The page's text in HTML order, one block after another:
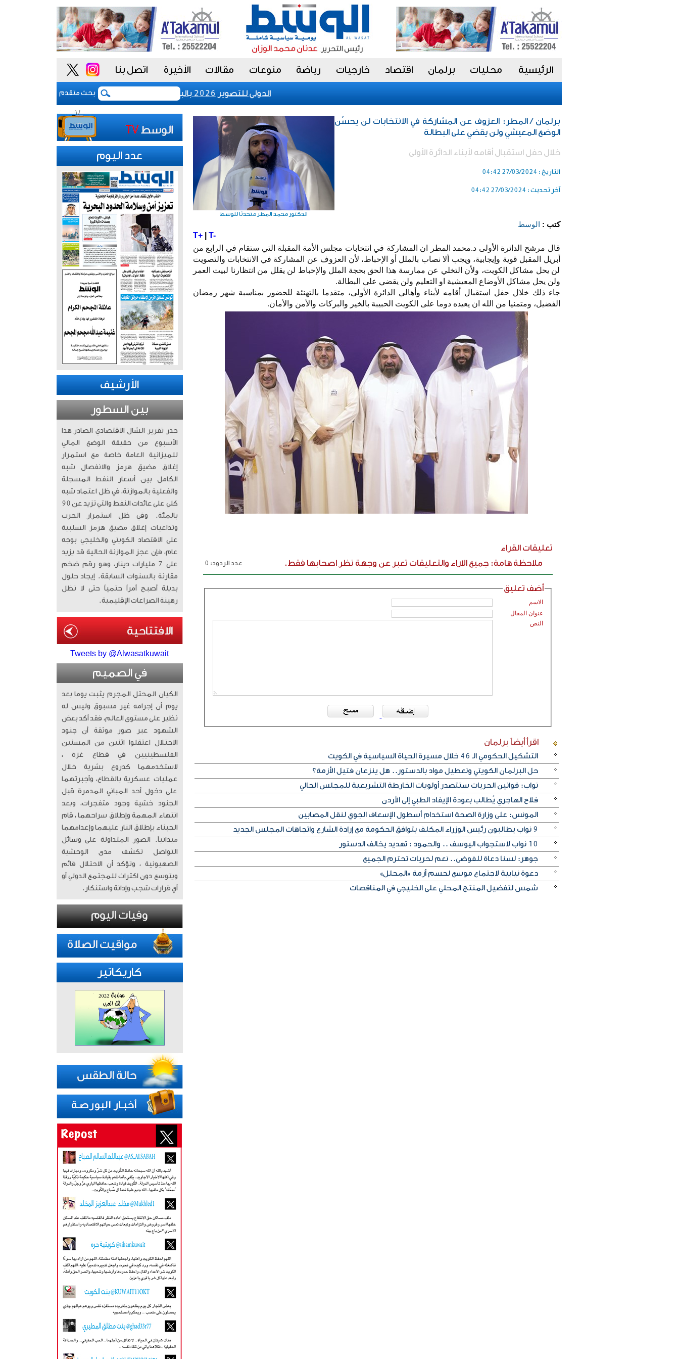
الرئيسية محليات برلمان اقتصاد خارجيات رياضة منوعات مقالات الأخيرة اتصل بنا
بحث متقدم الكويت تحقق إنجازا عالميا في بينالي fiap الدولي للتصوير 2026 بالبرازيل رفع رسوم تسجيل شركات نظم
الدكتور محمد المطر متحدثا للوسط
برلمان / المطر: العزوف عن المشاركة في الانتخابات لن يحسّن
الوضع المعيشي ولن يقضي على البطالة
خلال حفل استقبال أقامه لأبناء الدائرة الأولى
التاريخ : 27/03/2024 04:42
آخر تحديث : 27/03/2024 04:42
كتب : الوسط
T+| T-
قال مرشح الدائرة الأولى د.محمد المطر ان المشاركة في انتخابات مجلس الأمة المقبلة التي ستقام في الرابع من
أبريل المقبل قوية وإيجابية، ويجب ألا نصاب بالملل أو الإحباط، لأن العزوف عن المشاركة في الانتخابات والتصويت
لن يحل مشاكل الكويت، ولأن التخلي عن ممارسة هذا الحق بحجة الملل والإحباط لن يقلل من انتظارنا لبيت العمر
ولن يحل مشاكل الأوضاع المعيشية او التعليم ولن يقضي على البطالة.
جاء ذلك خلال حفل استقبال أقامه لأبناء وأهالي الدائرة الأولى، متقدما بالتهنئة للحضور بمناسبة شهر رمضان
الفضيل، ومتمنيا من الله ان يعيده دوما على الكويت الحبيبة بالخير والبركات والأمن والأمان.
تعليقات القراء
ملاحظة هامة: جميع الاراء والتعليقات تعبر عن وجهة نظر اصحابها فقط.
عدد الردود: 0
أضف تعليق
الاسم
عنوان المقال
النص
اقرأ أيضاً برلمان
التشكيل الحكومي الـ 46 خلال مسيرة الحياة السياسية في الكويت
حل البرلمان الكويتي وتعطيل مواد بالدستور.. هل ينزعان فتيل الأزمة؟
نواب: قوانين الحريات ستتصدر أولويات الخارطة التشريعية للمجلس الحالي
فلاح الهاجري يُطالب بعودة الإيفاد الطبي إلى الأردن
المونس: على وزارة الصحة استخدام أسطول الإسعاف الجوي لنقل المصابين
9 نواب يطالبون رئيس الوزراء المكلف بتوافق الحكومة مع إرادة الشارع واتجاهات المجلس الجديد
10 نواب لاستجواب اليوسف .. والحمود : تهديد يخالف الدستور
جوهر: لسنا دعاة للفوضى.. نعم لحريات تحترم الجميع
دعوة نيابية لاجتماع موسع لحسم أزمة «المحلل»
شمس لتفضيل المنتج المحلي على الخليجي في المناقصات
عدد اليوم
الأرشيف
بين السطور
حذر تقرير الشال الاقتصادي الصادر هذا
الأسبوع من حقيقة الوضع المالي
للميزانية العامة خاصة مع استمرار
إغلاق مضيق هرمز والانفصال شبه
الكامل بين أسعار النفط المسجلة
والفعلية بالموازنة، في ظل اعتماد شبه
كلي على عائدات النفط والتي تزيد عن 90
بالمئة. وفي ظل استمرار الحرب
وتداعيات إغلاق مضيق هرمز السلبية
على الاقتصاد الكويتي والخليجي بوجه
عام، فإن عجز الموازنة الحالية قد يزيد
على 7 مليارات دينار، وهو رقم ضخم
مقارنة بالسنوات السابقة. إيجاد حلول
بديلة أصبح أمراً حتمياً حتى لا نظل
رهينة الصراعات الإقليمية.
Tweets by @Alwasatkuwait
في الصميم
الكيان المحتل المجرم يثبت يوما بعد
يوم أن إجرامه غير مسبوق وليس له
نظير على مستوى العالم، فقد أكد بعض
الشهود عبر صور موثقة أن جنود
الاحتلال اعتقلوا اثنين من المسنين
الفلسطينيين في قطاع غزة ،
لاستخدمهما كدروع بشرية خلال
عمليات عسكرية بالقطاع، وأجبرتهما
على دخول أحد المباني المدمرة قبل
الجنود خشية وجود متفجرات، وبعد
انتهاء المهمة وإطلاق سراحهما ، قام
الجبناء بإطلاق النار عليهما وإعدامهما
ميدانياً. الصور المتداولة على وسائل
التواصل تكشف مدى الوحشية
الصهيونية ، وتؤكد أن الاحتلال قائم
ويتوسع دون اكتراث للمجتمع الدولي أو
أي قرارات شجب وإدانة واستنكار.
كاريكاتير